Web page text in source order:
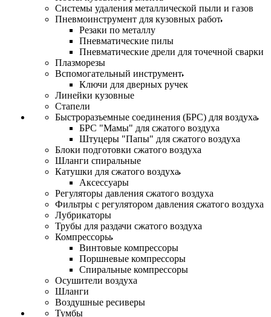
Системы удаления металлической пыли и газов
Пневмоинструмент для кузовных работ
Резаки по металлу
Пневматические пилы
Пневматические дрели для точечной сварки
Плазморезы
Вспомогательный инструмент
Ключи для дверных ручек
Линейки кузовные
Стапели
Быстроразъемные соединения (БРС) для воздуха
БРС "Мамы" для сжатого воздуха
Штуцеры "Папы" для сжатого воздуха
Блоки подготовки сжатого воздуха
Шланги спиральные
Катушки для сжатого воздуха
Аксессуары
Регуляторы давления сжатого воздуха
Фильтры с регулятором давления сжатого воздуха
Лубрикаторы
Трубы для раздачи сжатого воздуха
Компрессоры
Винтовые компрессоры
Поршневые компрессоры
Спиральные компрессоры
Осушители воздуха
Шланги
Воздушные ресиверы
Тумбы